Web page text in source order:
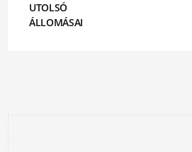
UTOLSÓ
ÁLLOMÁSAI